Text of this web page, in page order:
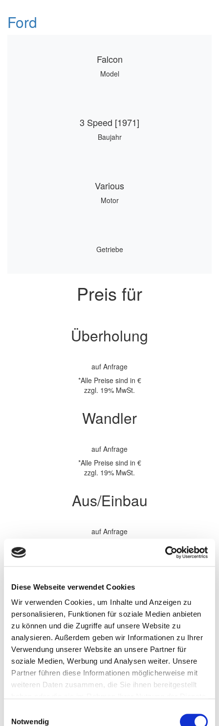
Diese Webseite verwendet Cookies
Wir verwenden Cookies, um Inhalte und Anzeigen zu
personalisieren, Funktionen für soziale Medien anbieten
zu können und die Zugriffe auf unsere Website zu
analysieren. Außerdem geben wir Informationen zu Ihrer
Verwendung unserer Website an unsere Partner für
soziale Medien, Werbung und Analysen weiter. Unsere
Partner führen diese Informationen möglicherweise mit
weiteren Daten zusammen, die Sie ihnen bereitgestellt
Notwendig
Ford
Falcon
Model
3 Speed [1971]
Baujahr
Various
Motor
Getriebe
Preis für
Überholung
auf Anfrage
*Alle Preise sind in €
zzgl. 19% MwSt.
Wandler
auf Anfrage
*Alle Preise sind in €
zzgl. 19% MwSt.
Aus/Einbau
auf Anfrage
Komplette Überholung aller Softparts (Verschleißteile) im
Getriebe. Elektronische Komponenten, sowie Antriebsteile werden
bei Bedarf gewechselt und nach Absprache separat berechnet.
Wandler werden nach Bedarf zu den aufgeführten Preisen
überholt.
Persönliche Informationen
Vorname
Name
Firma/Unternehmen